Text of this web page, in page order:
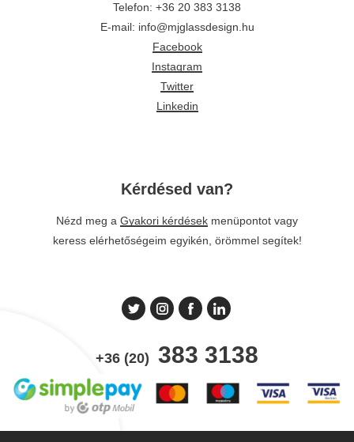
Telefon: +36 20 383 3138
E-mail: info@mjglassdesign.hu
Facebook
Instagram
Twitter
Linkedin
Kérdésed van?
Nézd meg a Gyakori kérdések menüpontot vagy
keress elérhetőségeim egyikén, örömmel segítek!
+36 (20) 383 3138